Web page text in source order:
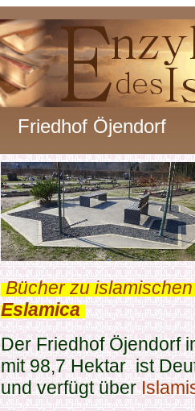
Friedhof Öjendorf
.Bücher zu
Eslamica.
Der Friedhof Öjendorf
mit 98,7 Hektar ist
und verfügt über